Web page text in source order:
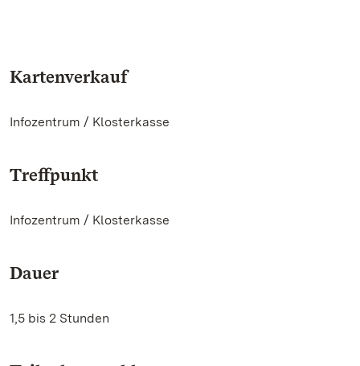
Kartenverkauf
Infozentrum / Klosterkasse
Treffpunkt
Infozentrum / Klosterkasse
Dauer
1,5 bis 2 Stunden